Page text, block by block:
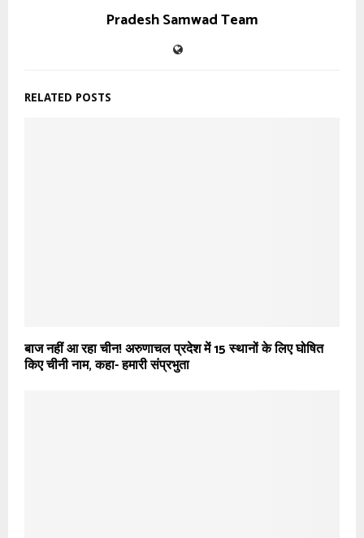
Pradesh Samwad Team
RELATED POSTS
बाज नहीं आ रहा चीन! अरुणाचल प्रदेश में 15 स्थानों के लिए घोषित
किए चीनी नाम, कहा- हमारी संप्रभुता